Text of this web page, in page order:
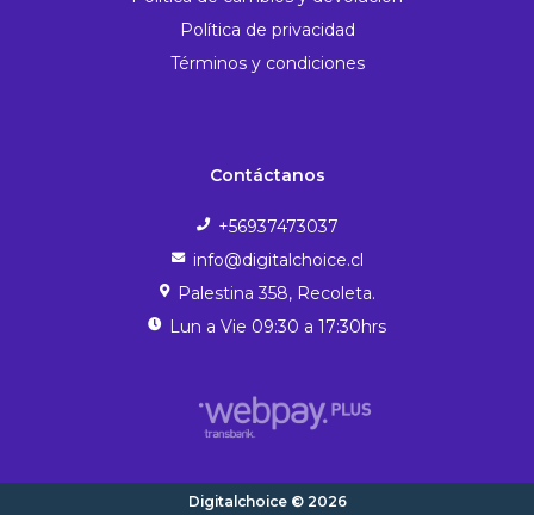
Política de privacidad
Términos y condiciones
Contáctanos
+56937473037
info@digitalchoice.cl
Palestina 358, Recoleta.
Lun a Vie 09:30 a 17:30hrs
Digitalchoice © 2026